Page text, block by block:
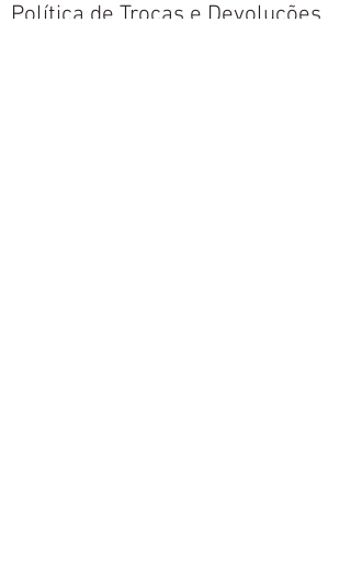
Política de Trocas e Devoluções